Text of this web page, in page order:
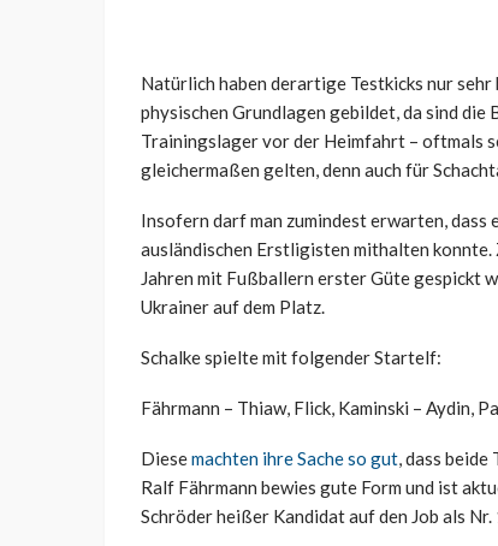
Natürlich haben derartige Testkicks nur
physischen Grundlagen gebildet, da sind die
Trainingslager vor der Heimfahrt – oftmals
gleichermaßen gelten, denn auch für
Insofern darf man zumindest erwarten, dass
ausländischen Erstligisten mithalten
Jahren mit Fußballern erster Güte gespickt
Ukrainer auf dem Platz.
Schalke spielte mit folgender Startelf:
Fährmann – Thiaw, Flick, Kaminski – Aydin,
Diesemachten ihre Sache so gut, dass
Ralf Fährmann bewies gute Form und ist
Schröder heißer Kandidat auf den Job als Nr.